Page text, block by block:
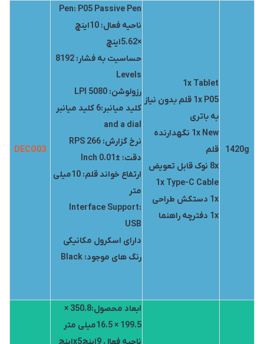
1420g
1x Tablet
1x P05 قلم بدون نیاز
به باتری
1x New نگهدارنده
قلم
8x نوک قابل تعویض
1x Type-C Cable
1x دستکش طراحی
1x دفترچه راهنما
Pen: P05 Passive Pen
ناحیه فعال: 10اینچ
×5.62اینچ
حساسیت به فشار: 8192
Levels
رزولوشن: 5080 LPI
کلید میانبر:6 کلید میانبر
and a dial
نرخ گزارش: 266 RPS
دقت: ±0.01 Inch
ارتفاع خواند قلم: 10میلی
متر
Interface Support:
USB
دارای اسکرول مکانیکی
رنگ های موجود: Black
DECO03
ابعاد محصول:350.8 ×
199.5 × 16.5میلی متر